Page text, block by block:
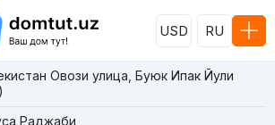
USD RU
Овози улица, Буюк Ипак Йули
Раджаби